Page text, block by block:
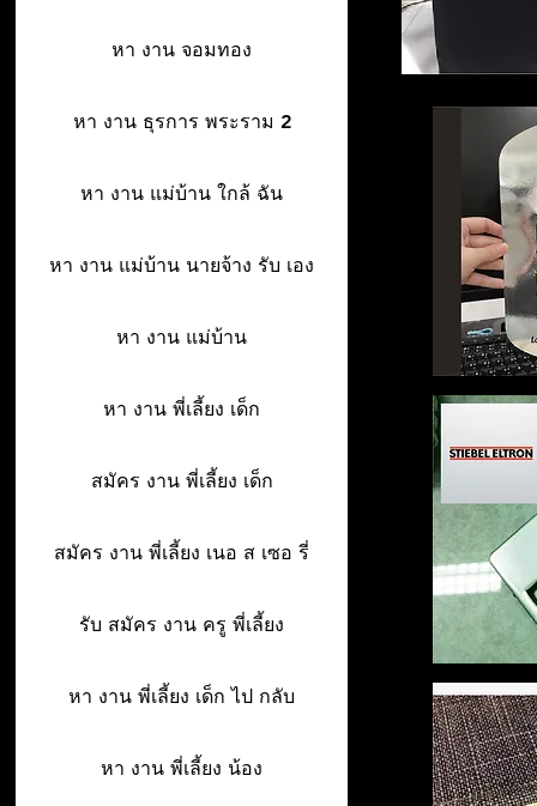
หา งาน จอมทอง
หา งาน ธุรการ พระราม 2
หา งาน แม่บ้าน ใกล้ ฉัน
หา งาน แม่บ้าน นายจ้าง รับ เอง
หา งาน แม่บ้าน
หา งาน พี่เลี้ยง เด็ก
สมัคร งาน พี่เลี้ยง เด็ก
สมัคร งาน พี่เลี้ยง เนอ ส เซอ รี่
รับ สมัคร งาน ครู พี่เลี้ยง
หา งาน พี่เลี้ยง เด็ก ไป กลับ
หา งาน พี่เลี้ยง น้อง